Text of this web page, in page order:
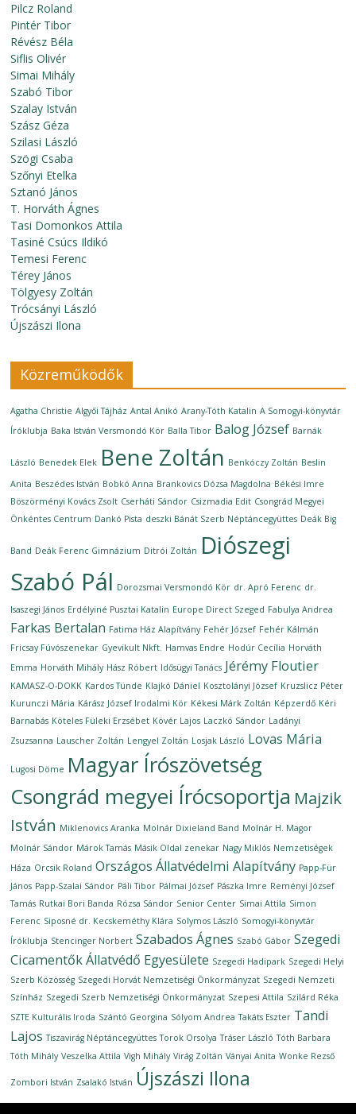
Pilcz Roland
Pintér Tibor
Révész Béla
Siflis Olivér
Simai Mihály
Szabó Tibor
Szalay István
Szász Géza
Szilasi László
Szögi Csaba
Szőnyi Etelka
Sztanó János
T. Horváth Ágnes
Tasi Domonkos Attila
Tasiné Csúcs Ildikó
Temesi Ferenc
Térey János
Tölgyesy Zoltán
Trócsányi László
Újszászi Ilona
Közreműködők
Agatha Christie Algyői Tájház Antal Anikó Arany-Tóth Katalin A Somogyi-könyvtár
Íróklubja Baka István Versmondó Kör Balla Tibor Balog József Barnák
László Benedek Elek Bene Zoltán Benkóczy Zoltán Beslin
Anita Beszédes István Bobkó Anna Brankovics Dózsa Magdolna Békési Imre
Böszörményi Kovács Zsolt Cserháti Sándor Csizmadia Edit Csongrád Megyei
Önkéntes Centrum Dankó Pista deszki Bánát Szerb Néptáncegyüttes Deák Big
Band Deák Ferenc Gimnázium Ditrói Zoltán Diószegi
Szabó Pál Dorozsmai Versmondó Kör dr. Apró Ferenc dr.
Isaszegi János Erdélyiné Pusztai Katalin Europe Direct Szeged Fabulya Andrea
Farkas Bertalan Fatima Ház Alapítvány Fehér József Fehér Kálmán
Fricsay Fúvószenekar Gyevikult Nkft. Hamvas Endre Hodúr Cecília Horváth
Emma Horváth Mihály Hász Róbert Idősügyi Tanács Jérémy Floutier
KAMASZ-O-DOKK Kardos Tünde Klajkó Dániel Kosztolányi József Kruzslicz Péter
Kurunczi Mária Kárász József Irodalmi Kör Kékesi Márk Zoltán Képzerdő Kéri
Barnabás Köteles Füleki Erzsébet Kövér Lajos Laczkó Sándor Ladányi
Zsuzsanna Lauscher Zoltán Lengyel Zoltán Losjak László Lovas Mária
Lugosi Döme Magyar Írószövetség
Csongrád megyei Írócsoportja Majzik
István Miklenovics Aranka Molnár Dixieland Band Molnár H. Magor
Molnár Sándor Márok Tamás Másik Oldal zenekar Nagy Miklós Nemzetiségek
Háza Orcsik Roland Országos Állatvédelmi Alapítvány Papp-Für
János Papp-Szalai Sándor Páli Tibor Pálmai József Pászka Imre Reményi József
Tamás Rutkai Bori Banda Rózsa Sándor Senior Center Simai Attila Simon
Ferenc Siposné dr. Kecskeméthy Klára Solymos László Somogyi-könyvtár
Íróklubja Stencinger Norbert Szabados Ágnes Szabó Gábor Szegedi
Cicamentők Állatvédő Egyesülete Szegedi Hadipark Szegedi Helyi
Szerb Közösség Szegedi Horvát Nemzetiségi Önkormányzat Szegedi Nemzeti
Színház Szegedi Szerb Nemzetiségi Önkormányzat Szepesi Attila Szilárd Réka
SZTE Kulturális Iroda Szántó Georgina Sólyom Andrea Takáts Eszter Tandi
Lajos Tiszavirág Néptáncegyüttes Torok Orsolya Tráser László Tóth Barbara
Tóth Mihály Veszelka Attila Vigh Mihály Virág Zoltán Ványai Anita Wonke Rezső
Zombori István Zsalakó István Újszászi Ilona